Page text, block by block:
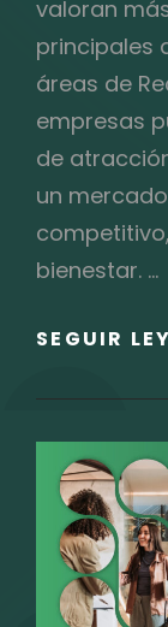
valoran
principales
áreas de
empresas
de
un
bienestar. …
SEGUIR